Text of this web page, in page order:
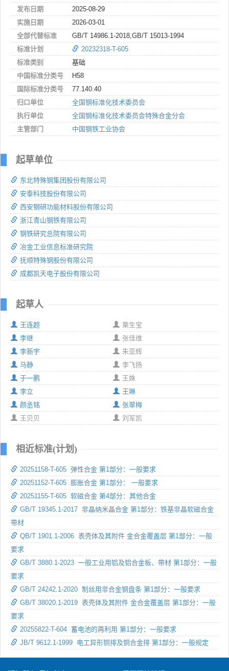
发布日期
2025-08-29
实施日期
2026-03-01
全部代替标准
GB/T 14986.1-2018,GB/T 15013-1994
标准计划
20232318-T-605
标准类别
基础
中国标准分类号
H58
国际标准分类号
77.140.40
归口单位
全国钢标准化技术委员会
执行单位
全国钢标准化技术委员会特殊合金分会
主管部门
中国钢铁工业协会
起草单位
东北特殊钢集团股份有限公司
安泰科技股份有限公司
西安钢研功能材料股份有限公司
浙江青山钢铁有限公司
钢铁研究总院有限公司
冶金工业信息标准研究院
抚顺特殊钢股份有限公司
成都凯天电子股份有限公司
起草人
王连超
栗生宝
李继
张佳维
李新宇
朱亚辉
马静
李飞扬
于一鹏
王姝
李立
王琳
颜丞铭
张翠梅
王贝贝
刘军凯
相近标准(计划)
20251158-T-605 弹性合金 第1部分：一般要求
20251152-T-605 膨胀合金 第1部分： 一般要求
20251155-T-605 软磁合金 第4部分：其他合金
GB/T 19345.1-2017 非晶纳米晶合金 第1部分：铁基非晶软磁合金
带材
QB/T 1901.1-2006 表壳体及其附件 金合金覆盖层 第1部分：一般
要求
GB/T 3880.1-2023 一般工业用铝及铝合金板、带材 第1部分：一般
要求
GB/T 24242.1-2020 制丝用非合金钢盘条 第1部分：一般要求
GB/T 38020.1-2019 表壳体及其附件 金合金覆盖层 第1部分：一般
要求
20255822-T-604 蓄电池的再利用 第1部分：一般要求
JB/T 9612.1-1999 电工异形铜排及铜合金排 第1部分：一般规定